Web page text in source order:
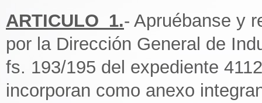
ARTICULO_1.- Apruébanse y
por la Dirección General de
fs. 193/195 del expediente
incorporan como anexo